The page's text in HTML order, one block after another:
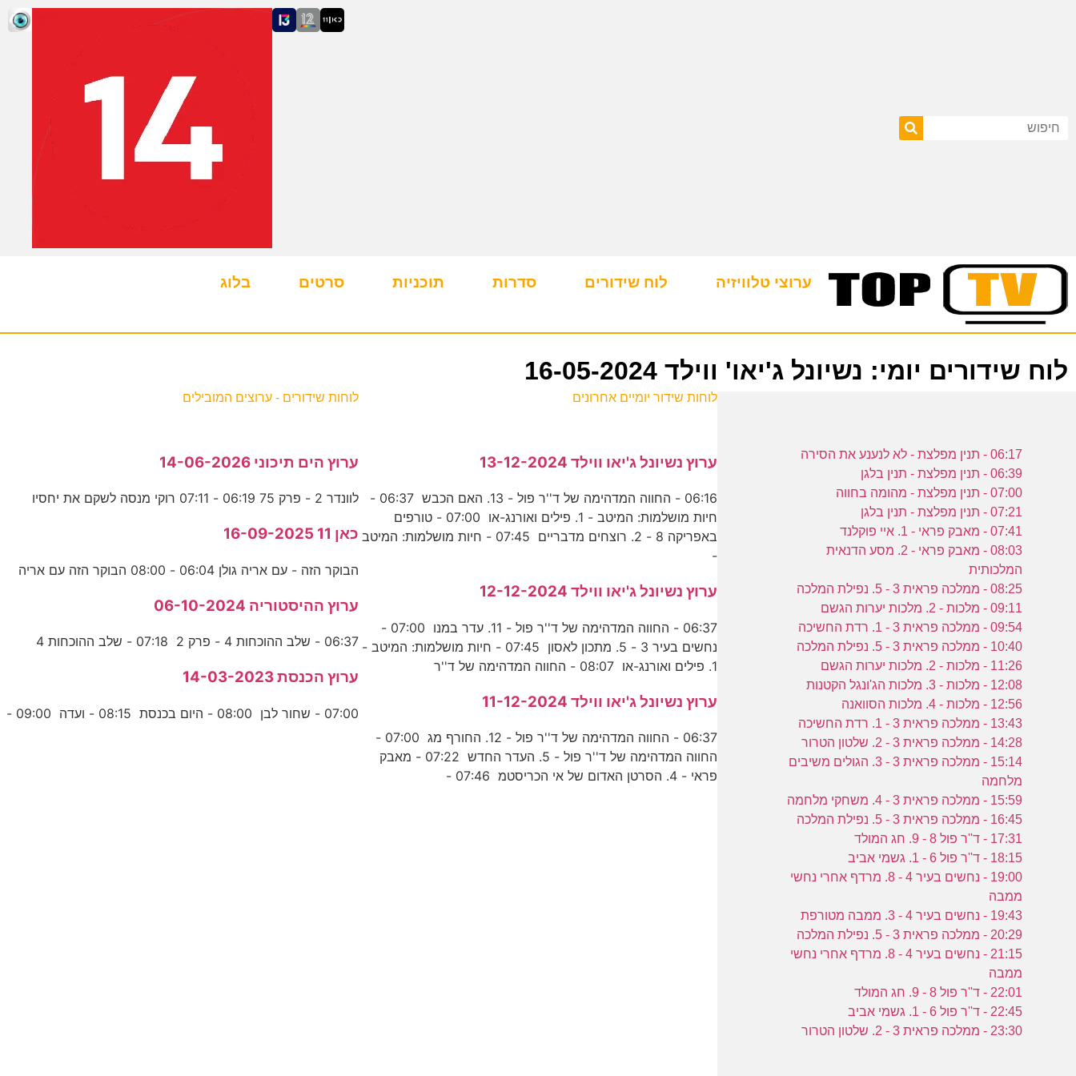
ערוצי טלוויזיה לוח שידורים סדרות תוכניות סרטים בלוג
לוח שידורים יומי: נשיונל ג'יאו' ווילד 16-05-2024
06:17 - תנין מפלצת - לא לנענע את הסירה
06:39 - תנין מפלצת - תנין בלגן
07:00 - תנין מפלצת - מהומה בחווה
07:21 - תנין מפלצת - תנין בלגן
07:41 - מאבק פראי - 1. איי פוקלנד
08:03 - מאבק פראי - 2. מסע הדנאית
המלכותית
08:25 - ממלכה פראית 3 - 5. נפילת המלכה
09:11 - מלכות - 2. מלכות יערות הגשם
09:54 - ממלכה פראית 3 - 1. רדת החשיכה
10:40 - ממלכה פראית 3 - 5. נפילת המלכה
11:26 - מלכות - 2. מלכות יערות הגשם
12:08 - מלכות - 3. מלכות הג'ונגל הקטנות
12:56 - מלכות - 4. מלכות הסוואנה
13:43 - ממלכה פראית 3 - 1. רדת החשיכה
14:28 - ממלכה פראית 3 - 2. שלטון הטרור
15:14 - ממלכה פראית 3 - 3. הגולים משיבים
מלחמה
15:59 - ממלכה פראית 3 - 4. משחקי מלחמה
16:45 - ממלכה פראית 3 - 5. נפילת המלכה
17:31 - ד''ר פול 8 - 9. חג המולד
18:15 - ד''ר פול 6 - 1. גשמי אביב
19:00 - נחשים בעיר 4 - 8. מרדף אחרי נחשי
ממבה
19:43 - נחשים בעיר 4 - 3. ממבה מטורפת
20:29 - ממלכה פראית 3 - 5. נפילת המלכה
21:15 - נחשים בעיר 4 - 8. מרדף אחרי נחשי
ממבה
22:01 - ד''ר פול 8 - 9. חג המולד
22:45 - ד''ר פול 6 - 1. גשמי אביב
23:30 - ממלכה פראית 3 - 2. שלטון הטרור
לוחות שידור יומיים אחרונים
ערוץ נשיונל ג'יאו ווילד 13-12-2024
06:16 - החווה המדהימה של ד''ר פול - 13. האם הכבש 06:37 -
חיות מושלמות: המיטב - 1. פילים ואורנג-או 07:00 - טורפים
באפריקה 8 - 2. רוצחים מדבריים 07:45 - חיות מושלמות: המיטב
-
ערוץ נשיונל ג'יאו ווילד 12-12-2024
06:37 - החווה המדהימה של ד''ר פול - 11. עדר במנו 07:00 -
נחשים בעיר 3 - 5. מתכון לאסון 07:45 - חיות מושלמות: המיטב -
1. פילים ואורנג-או 08:07 - החווה המדהימה של ד''ר
ערוץ נשיונל ג'יאו ווילד 11-12-2024
06:37 - החווה המדהימה של ד''ר פול - 12. החורף מג 07:00 -
החווה המדהימה של ד''ר פול - 5. העדר החדש 07:22 - מאבק
פראי - 4. הסרטן האדום של אי הכריסטמ 07:46 -
לוחות שידורים - ערוצים המובילים
ערוץ הים תיכוני 14-06-2026
לוונדר 2 - פרק 75 06:19 - 07:11 רוקי מנסה לשקם את יחסיו
כאן 11 16-09-2025
הבוקר הזה - עם אריה גולן 06:04 - 08:00 הבוקר הזה עם אריה
ערוץ ההיסטוריה 06-10-2024
06:37 - שלב ההוכחות 4 - פרק 2 07:18 - שלב ההוכחות 4
ערוץ הכנסת 14-03-2023
07:00 - שחור לבן 08:00 - היום בכנסת 08:15 - ועדה 09:00 -